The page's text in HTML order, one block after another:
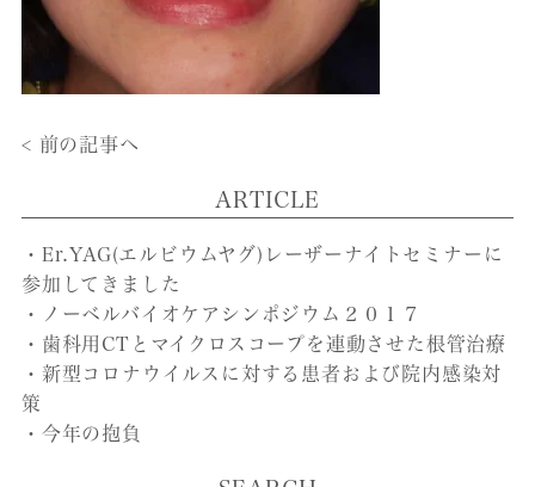
< 前の記事へ
ARTICLE
・Er.YAG(エルビウムヤグ)レーザーナイトセミナーに
参加してきました
・ノーベルバイオケアシンポジウム２０１７
・歯科用CTとマイクロスコープを連動させた根管治療
・新型コロナウイルスに対する患者および院内感染対
策
・今年の抱負